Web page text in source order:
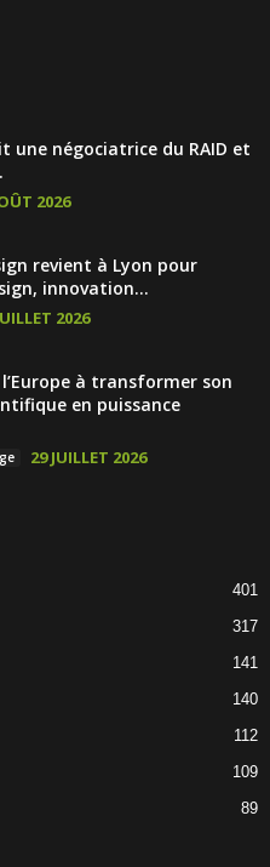
une négociatrice du RAID et
2026
revient à Lyon pour
innovation...
2026
à transformer son
en puissance
29 JUILLET 2026
401
317
141
140
112
109
89